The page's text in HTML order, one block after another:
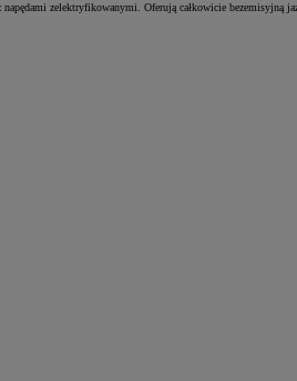
zelektryfikowanymi. Oferują całkowicie bezemisyjną